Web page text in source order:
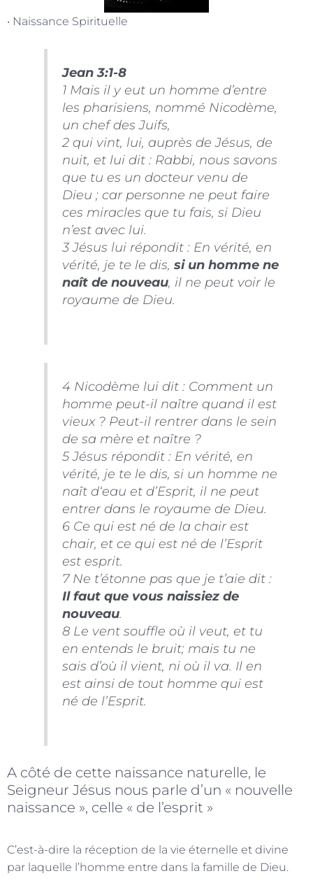
• Naissance Spirituelle
Jean 3:1-8
1 Mais il y eut un homme d’entre
les pharisiens, nommé Nicodème,
un chef des Juifs,
2 qui vint, lui, auprès de Jésus, de
nuit, et lui dit : Rabbi, nous savons
que tu es un docteur venu de
Dieu ; car personne ne peut faire
ces miracles que tu fais, si Dieu
n’est avec lui.
3 Jésus lui répondit : En vérité, en
vérité, je te le dis, si un homme ne
naît de nouveau, il ne peut voir le
royaume de Dieu.
4 Nicodème lui dit : Comment un
homme peut-il naître quand il est
vieux ? Peut-il rentrer dans le sein
de sa mère et naître ?
5 Jésus répondit : En vérité, en
vérité, je te le dis, si un homme ne
naît d‘eau et d’Esprit, il ne peut
entrer dans le royaume de Dieu.
6 Ce qui est né de la chair est
chair, et ce qui est né de l’Esprit
est esprit.
7 Ne t’étonne pas que je t’aie dit :
Il faut que vous naissiez de
nouveau.
8 Le vent souffle où il veut, et tu
en entends le bruit; mais tu ne
sais d’où il vient, ni où il va. Il en
est ainsi de tout homme qui est
né de l’Esprit.
A côté de cette naissance naturelle, le
Seigneur Jésus nous parle d’un « nouvelle
naissance », celle « de l’esprit »
C’est-à-dire la réception de la vie éternelle et divine
par laquelle l’homme entre dans la famille de Dieu.